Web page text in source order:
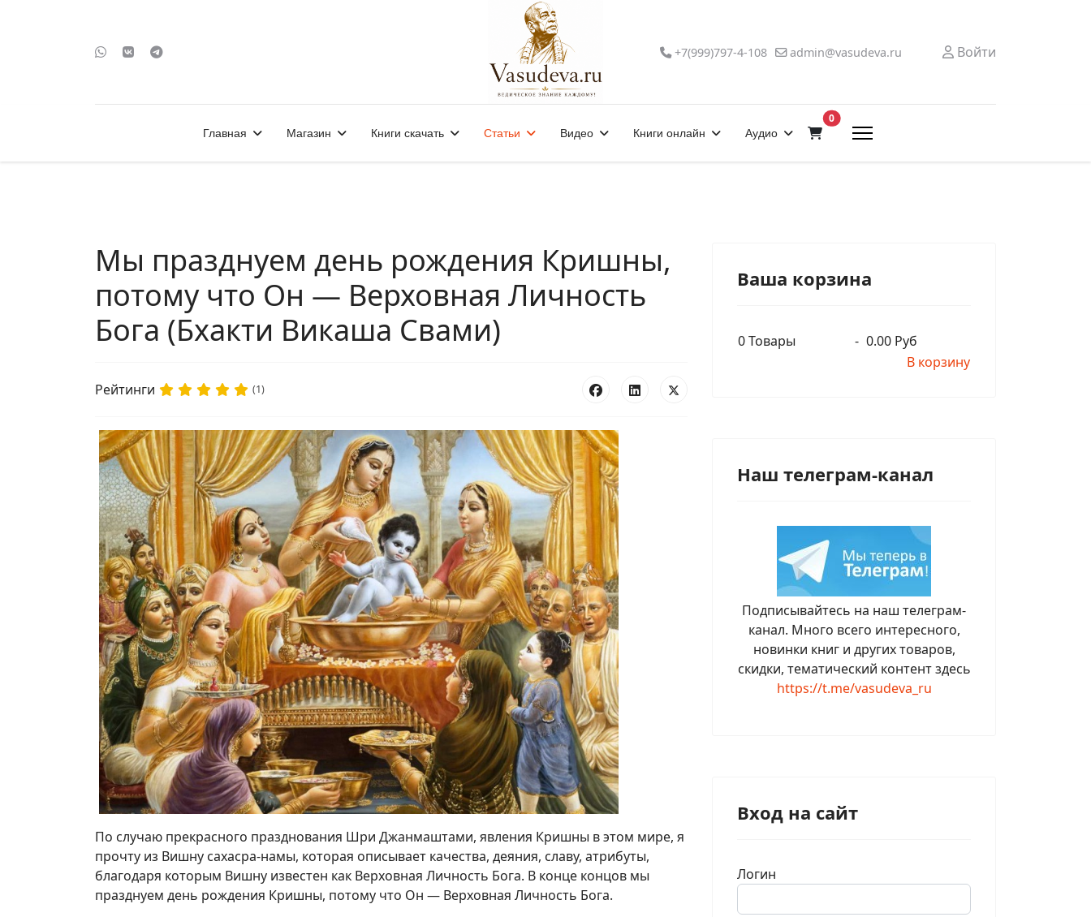
+7(999)797-4-108 admin@vasudeva.ru Войти
Главная Магазин Книги скачать Статьи Видео Книги онлайн Аудио
0В корзину
Мы празднуем день рождения Кришны,
потому что Он — Верховная Личность
Бога (Бхакти Викаша Свами)
Рейтинги (1)
По случаю прекрасного празднования Шри Джанмаштами, явления Кришны в этом мире, я
прочту из Вишну сахасра-намы, которая описывает качества, деяния, славу, атрибуты,
благодаря которым Вишну известен как Верховная Личность Бога. В конце концов мы
празднуем день рождения Кришны, потому что Он — Верховная Личность Бога.
Ваша корзина
0Товары - 0.00 Руб
В корзину
Наш телеграм-канал
Подписывайтесь на наш телеграм-
канал. Много всего интересного,
новинки книг и других товаров,
скидки, тематический контент здесь
https://t.me/vasudeva_ru
Вход на сайт
Логин